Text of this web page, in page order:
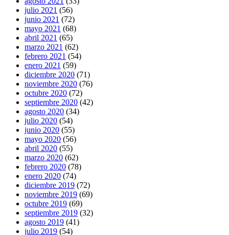
julio 2021 (56)
junio 2021 (72)
mayo 2021 (68)
abril 2021 (65)
marzo 2021 (62)
febrero 2021 (54)
enero 2021 (59)
diciembre 2020 (71)
noviembre 2020 (76)
octubre 2020 (72)
septiembre 2020 (42)
agosto 2020 (34)
julio 2020 (54)
junio 2020 (55)
mayo 2020 (56)
abril 2020 (55)
marzo 2020 (62)
febrero 2020 (78)
enero 2020 (74)
diciembre 2019 (72)
noviembre 2019 (69)
octubre 2019 (69)
septiembre 2019 (32)
agosto 2019 (41)
julio 2019 (54)